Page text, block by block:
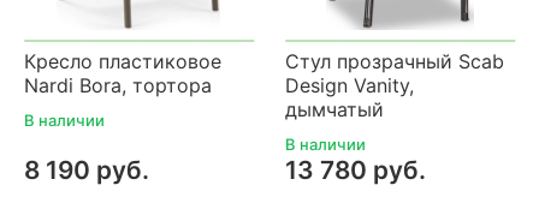
Кресло пластиковое
Nardi Bora, тортора
В наличии
8 190 руб.
Стул прозрачный Scab
Design Vanity,
дымчатый
В наличии
13 780 руб.